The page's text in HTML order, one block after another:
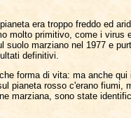
era troppo freddo ed
molto primitivo, come i virus
marziano nel 1977 e
definitivi.
forma di vita: ma anche
pianeta rosso c'erano fiumi,
marziana, sono state